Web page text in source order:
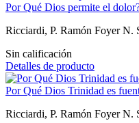
Por Qué Dios permite el
Ricciardi, P. Ramón Foyer N.
Sin calificación
Detalles de producto
Por Qué Dios Trinidad es
Ricciardi, P. Ramón Foyer N.